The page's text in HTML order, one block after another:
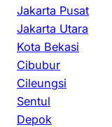
Jakarta Pusat
Jakarta Utara
Kota Bekasi
Cibubur
Cileungsi
Sentul
Depok